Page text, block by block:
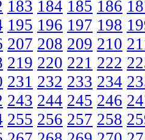
183 184 185 186
195 196 197 198
207 208 209 210
219 220 221 222
231 232 233 234
243 244 245 246
255 256 257 258